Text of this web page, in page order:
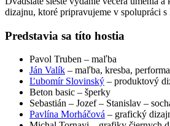
dizajnu, ktoré pripravujeme v spolupráci
Predstavia sa títo hostia
Pavol Truben – maľba
Ján Valík – maľba, kresba,
Ľubomír Slovinský – produktový
Beton basic – šperky
Sebastián – Jozef – Stanislav –
Pavlína Morháčová – grafický